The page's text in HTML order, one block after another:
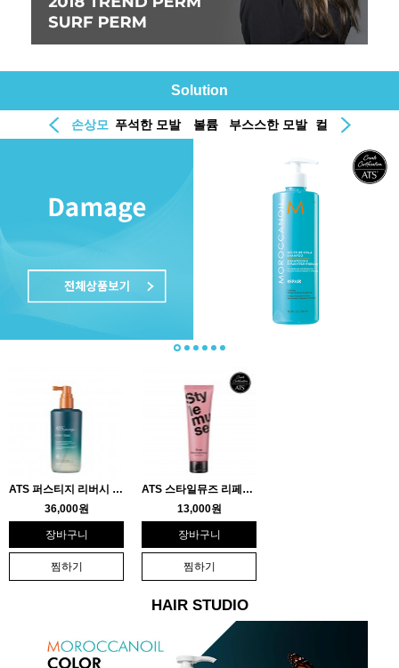
Solution
손상모 푸석한 모발 볼륨 부스스한 모발 컬 두피
ATS 퍼스티지 리버시 토닉 14…
36,000원
장바구니
찜하기
ATS 스타일뮤즈 리페어 컬크림 …
13,000원
장바구니
찜하기
HAIR STUDIO